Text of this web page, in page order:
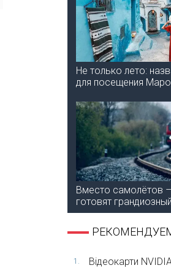
Не только лето:
для посещения
Вместо самолётов
готовят
1.
Відеокарти